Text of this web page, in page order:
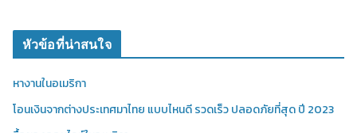
หัวข้อที่น่าสนใจ
หางานในอเมริกา
โอนเงินจากต่างประเทศมาไทย แบบไหนดี รวดเร็ว ปลอดภัยที่สุด ปี 2023